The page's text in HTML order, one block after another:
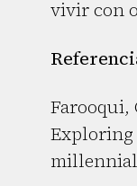
vivir con
Farooqui,